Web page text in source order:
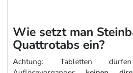
Wie setzt man
Quattrotabs ein?
Achtung: Tabletten